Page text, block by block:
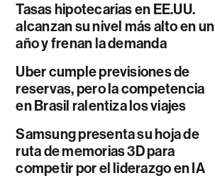
Tasas hipotecarias en EE.UU.
alcanzan su nivel más alto en un
año y frenan la demanda
Uber cumple previsiones de
reservas, pero la competencia
en Brasil ralentiza los viajes
Samsung presenta su hoja de
ruta de memorias 3D para
competir por el liderazgo en IA